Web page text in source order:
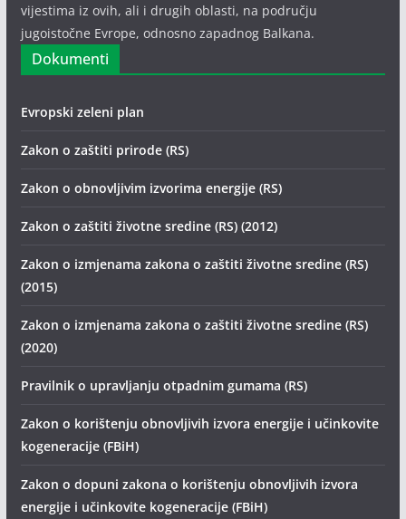
vijestima iz ovih, ali i drugih oblasti, na području
jugoistočne Evrope, odnosno zapadnog Balkana.
Dokumenti
Evropski zeleni plan
Zakon o zaštiti prirode (RS)
Zakon o obnovljivim izvorima energije (RS)
Zakon o zaštiti životne sredine (RS) (2012)
Zakon o izmjenama zakona o zaštiti životne sredine (RS)
(2015)
Zakon o izmjenama zakona o zaštiti životne sredine (RS)
(2020)
Pravilnik o upravljanju otpadnim gumama (RS)
Zakon o korištenju obnovljivih izvora energije i učinkovite
kogeneracije (FBiH)
Zakon o dopuni zakona o korištenju obnovljivih izvora
energije i učinkovite kogeneracije (FBiH)